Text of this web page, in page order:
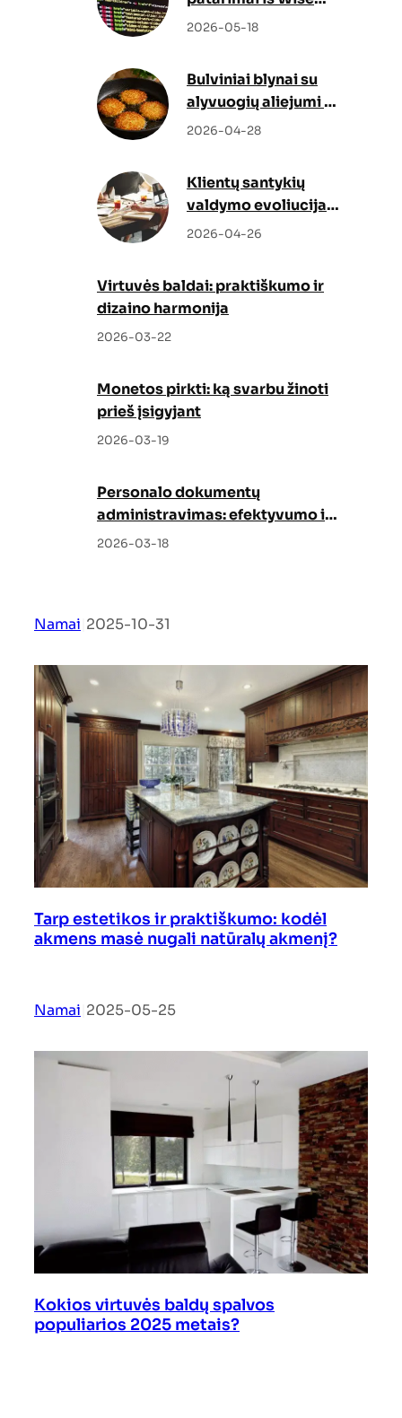
Docs
2026-05-18
Bulviniai blynai su
alyvuogių aliejumi –
netikėtas, bet
2026-04-28
Klientų santykių
valdymo evoliucija:
kaip Odoo CRM ir
strategiją
2026-04-26
Virtuvės baldai: praktiškumo ir
dizaino harmonija
2026-03-22
Monetos pirkti: ką svarbu žinoti
prieš įsigyjant
2026-03-19
Personalo dokumentų
administravimas: efektyvumo ir
tvarkos garantas
2026-03-18
Namai 2025-10-31
Tarp estetikos ir praktiškumo: kodėl
akmens masė nugali natūralų akmenį?
Namai 2025-05-25
Kokios virtuvės baldų spalvos
populiarios 2025 metais?